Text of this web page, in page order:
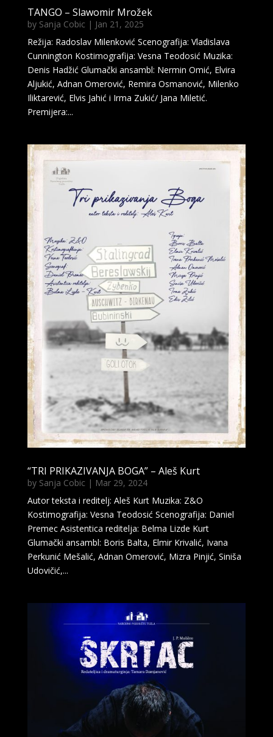
TANGO – Slawomir Mrožek
by Sanja Cobic| Jan 21, 2025
Režija: Radoslav Milenković Scenografija: Vladislava
Cunnington Kostimografija: Vesna Teodosić Muzika:
Denis Hadžić Glumački ansambl: Nermin Omić, Elvira
Aljukić, Adnan Omerović, Remira Osmanović, Milenko
Iliktarević, Elvis Jahić i Irma Zukić/ Jana Miletić.
Premijera:...
“TRI PRIKAZIVANJA BOGA” – Aleš Kurt
by Sanja Cobic| Mar 29, 2024
Autor teksta i reditelj: Aleš Kurt Muzika: Z&O
Kostimografija: Vesna Teodosić Scenografija: Daniel
Premec Asistentica reditelja: Belma Lizde Kurt
Glumački ansambl: Boris Balta, Elmir Krivalić, Ivana
Perkunić Mešalić, Adnan Omerović, Mizra Pinjić, Siniša
Udovičić,...